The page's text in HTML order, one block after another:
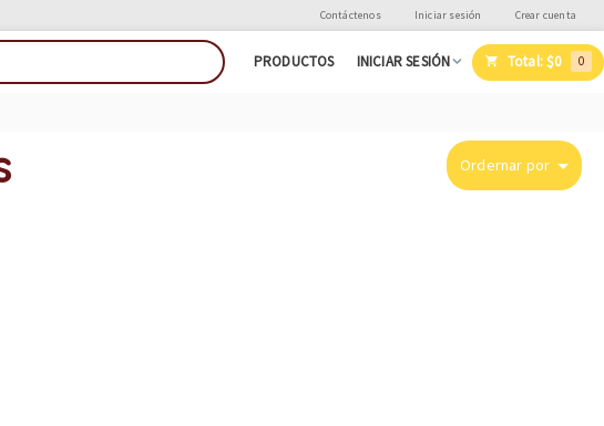
Contáctenos Iniciar sesión Crear cuenta
PRODUCTOS INICIAR SESIÓN Total:$0 0
Ordernar por